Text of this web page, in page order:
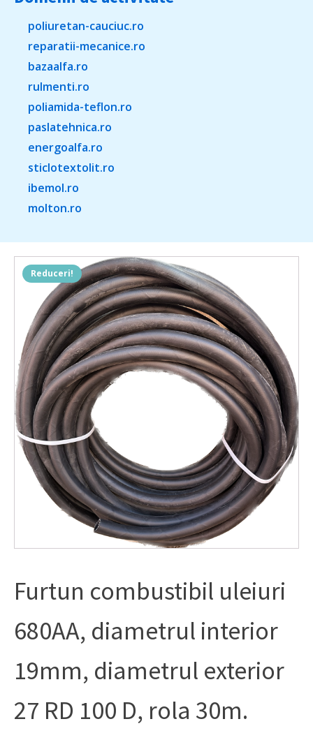
poliuretan-cauciuc.ro
reparatii-mecanice.ro
bazaalfa.ro
rulmenti.ro
poliamida-teflon.ro
paslatehnica.ro
energoalfa.ro
sticlotextolit.ro
ibemol.ro
molton.ro
Reduceri!
Furtun combustibil uleiuri
680AA, diametrul interior
19mm, diametrul exterior
27 RD 100 D, rola 30m.